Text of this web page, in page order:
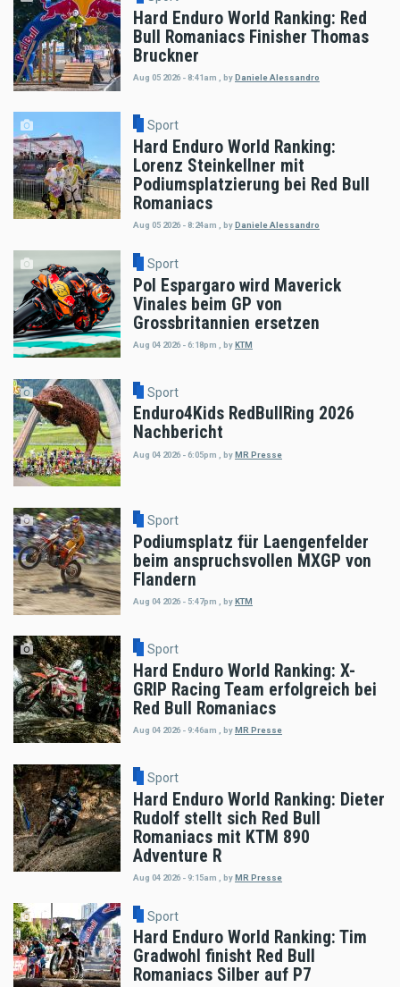
Hard Enduro World Ranking: Red
Bull Romaniacs Finisher Thomas
Bruckner
Aug 05 2026 - 8:41am , by Daniele Alessandro
Sport
Hard Enduro World Ranking:
Lorenz Steinkellner mit
Podiumsplatzierung bei Red Bull
Romaniacs
Aug 05 2026 - 8:24am byDaniele Alessandro
Sport
Pol Espargaro wird Maverick
Vinales beim GP von
Grossbritannien ersetzen
Aug 04 2026 - 6:18pm byKTM
Sport
Enduro4Kids RedBullRing 2026
Nachbericht
Aug 04 2026 - 6:05pm byMR Presse
Sport
Podiumsplatz für Laengenfelder
beim anspruchsvollen MXGP von
Flandern
Aug 04 2026 - 5:47pm , by KTM
Sport
Hard Enduro World Ranking: X-
GRIP Racing Team erfolgreich bei
Red Bull Romaniacs
Aug 04 2026 - 9:46am byMR Presse
Sport
Hard Enduro World Ranking: Dieter
Rudolf stellt sich Red Bull
Romaniacs mit KTM 890
Adventure R
Aug 04 2026 - 9:15am byMR Presse
Sport
Hard Enduro World Ranking: Tim
Gradwohl finisht Red Bull
Romaniacs Silber auf P7